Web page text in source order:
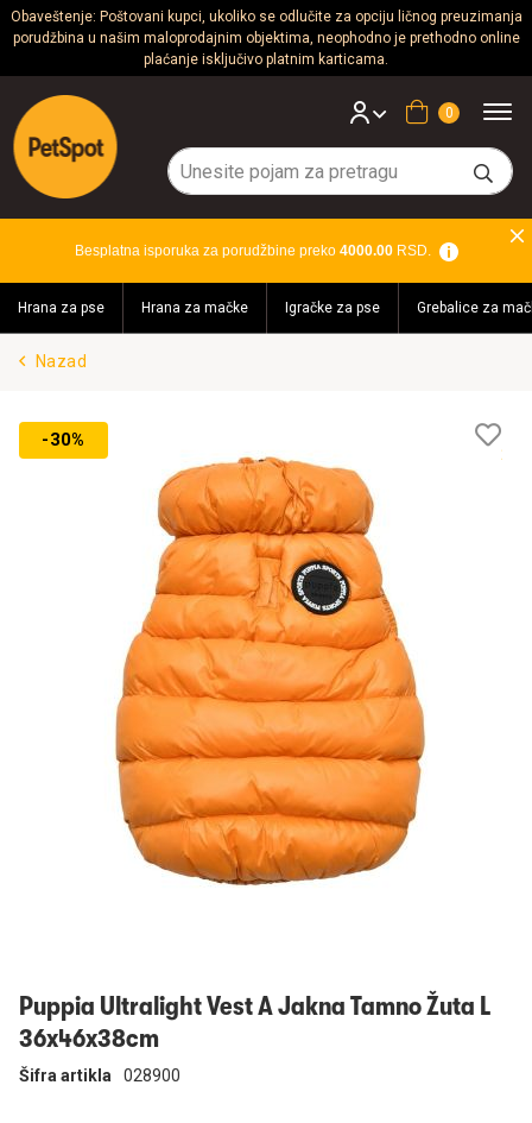
Obaveštenje: Poštovani kupci, ukoliko se odlučite za opciju ličnog preuzimanja
porudžbina u našim maloprodajnim objektima, neophodno je prethodno online
plaćanje isključivo platnim karticama.
Psi
Mačke
Glodari
Akvaristika
Teraristika
Brendovi
Blog
Korpa
Besplatna isporuka za porudžbine preko 4000.00RSD.
Hrana za pse Hrana za mačke Igračke za pse Grebalice za
Nazad
-30%
Puppia Ultralight Vest A Jakna Tamno Žuta L
36x46x38cm
Šifra artikla 028900